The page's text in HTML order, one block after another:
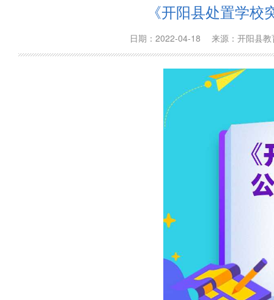
《开阳县处置学
日期：2022-04-18 来源：开阳县